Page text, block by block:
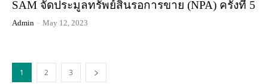
SAM จัดประมูลทรัพย์สินรอการขาย (NPA) ครั้งที่ 5
Admin - May 12, 2023
1 2 3